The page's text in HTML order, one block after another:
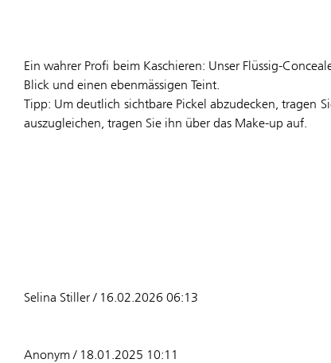
Ein wahrer Profi beim Kaschieren: Unser Flüssig-
Blick und einen ebenmässigen Teint.
Tipp: Um deutlich sichtbare Pickel abzudecken, tragen
auszugleichen, tragen Sie ihn über das Make-up auf.
Selina Stiller / 16.02.2026 06:13
Anonym / 18.01.2025 10:11